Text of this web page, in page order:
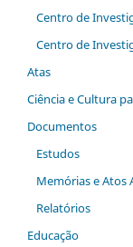
Centro de
Centro de
Atas
Ciência e Cultura
Documentos
Estudos
Memórias e Atos
Relatórios
Educação